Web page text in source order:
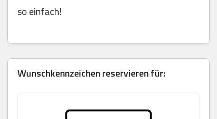
so einfach!
Wunschkennzeichen reservieren für: